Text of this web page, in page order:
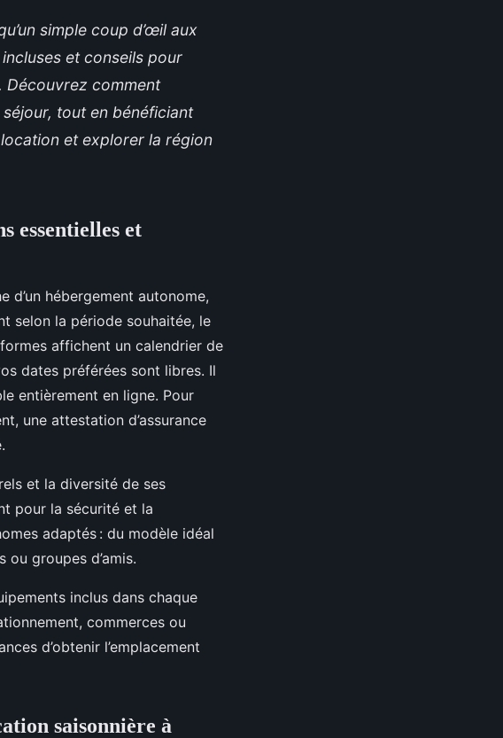
simple coup d’œil aux
et conseils pour
Découvrez comment
tout en bénéficiant
et explorer la région
essentielles et
d’un hébergement autonome,
selon la période souhaitée, le
affichent un calendrier de
dates préférées sont libres. Il
entièrement en ligne. Pour
une attestation d’assurance
et la diversité de ses
pour la sécurité et la
adaptés : du modèle idéal
groupes d’amis.
inclus dans chaque
commerces ou
d’obtenir l’emplacement
saisonnière à